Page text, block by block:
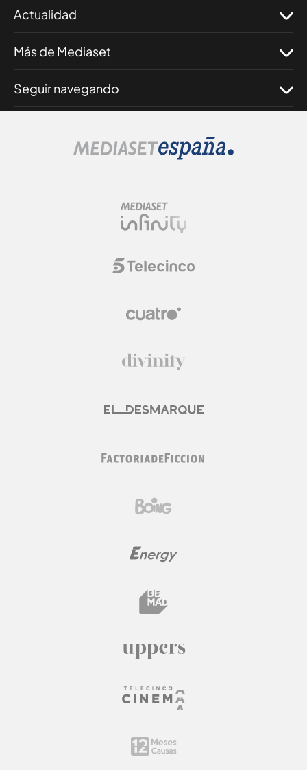
Actualidad
Más de Mediaset
Seguir navegando